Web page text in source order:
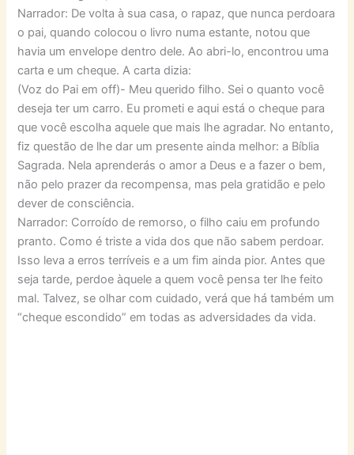
Narrador: De volta à sua casa, o rapaz, que nunca perdoara
o pai, quando colocou o livro numa estante, notou que
havia um envelope dentro dele. Ao abri-lo, encontrou uma
carta e um cheque. A carta dizia:
(Voz do Pai em off)- Meu querido filho. Sei o quanto você
deseja ter um carro. Eu prometi e aqui está o cheque para
que você escolha aquele que mais lhe agradar. No entanto,
fiz questão de lhe dar um presente ainda melhor: a Bíblia
Sagrada. Nela aprenderás o amor a Deus e a fazer o bem,
não pelo prazer da recompensa, mas pela gratidão e pelo
dever de consciência.
Narrador: Corroído de remorso, o filho caiu em profundo
pranto. Como é triste a vida dos que não sabem perdoar.
Isso leva a erros terríveis e a um fim ainda pior. Antes que
seja tarde, perdoe àquele a quem você pensa ter lhe feito
mal. Talvez, se olhar com cuidado, verá que há também um
“cheque escondido” em todas as adversidades da vida.